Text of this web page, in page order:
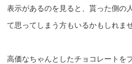
表示があるのを見ると、貰った側の
て思ってしまう方もいるかもしれま
高価なちゃんとしたチョコレートを